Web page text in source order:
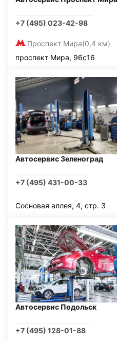
+7 (495) 023-42-98
Проспект Мира(0,4 км)
проспект Мира, 96с16
Автосервис Зеленоград
+7 (495) 431-00-33
Сосновая аллея, 4, стр. 3
Автосервис Подольск
+7 (495) 128-01-88